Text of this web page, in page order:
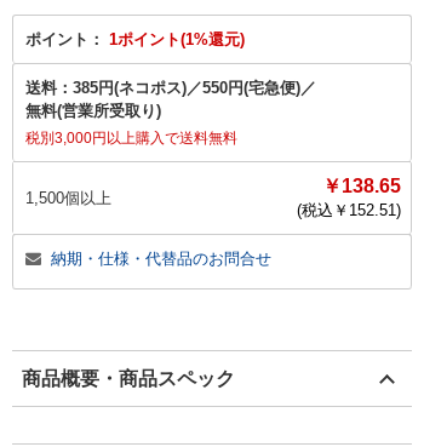
ポイント： 1ポイント(1%還元)
送料： 385円(ネコポス)／550円(宅急便)／
無料(営業所受取り)
税別3,000円以上購入で送料無料
1,500個以上
￥138.65
(税込￥ 152.51)
納期・仕様・代替品のお問合せ
商品概要・商品スペック